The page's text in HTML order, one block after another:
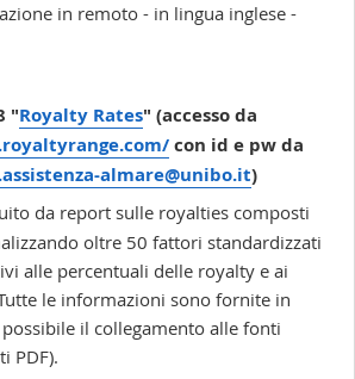
in remoto - in lingua inglese -
"Royalty Rates" (accesso da
con id e pw da
almare@unibo.it)
da report sulle royalties composti
oltre 50 fattori standardizzati
alle percentuali delle royalty e ai
le informazioni sono fornite in
possibile il collegamento alle fonti
PDF).